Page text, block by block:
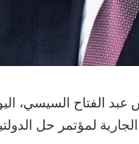
عبد الفتاح السيسي،
لمؤتمر حل